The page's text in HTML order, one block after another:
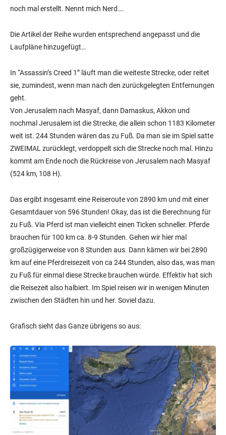
noch mal erstellt. Nennt mich Nerd….
Die Artikel der Reihe wurden entsprechend angepasst und die
Laufpläne hinzugefügt…
In “Assassin’s Creed 1” läuft man die weiteste Strecke, oder reitet
sie, zumindest, wenn man nach den zurückgelegten Entfernungen
geht.
Von Jerusalem nach Masyaf, dann Damaskus, Akkon und
nochmal Jerusalem ist die Strecke, die allein schon 1183 Kilometer
weit ist. 244 Stunden wären das zu Fuß. Da man sie im Spiel satte
ZWEIMAL zurücklegt, verdoppelt sich die Strecke noch mal. Hinzu
kommt am Ende noch die Rückreise von Jerusalem nach Masyaf
(524 km, 108 H).
Das ergibt insgesamt eine Reiseroute von 2890 km und mit einer
Gesamtdauer von 596 Stunden! Okay, das ist die Berechnung für
zu Fuß. Via Pferd ist man vielleicht einen Ticken schneller. Pferde
brauchen für 100 km ca. 8-9 Stunden. Gehen wir hier mal
großzügigerweise von 8 Stunden aus. Dann kämen wir bei 2890
km auf eine Pferdreisezeit von ca 244 Stunden, also das, was man
zu Fuß für einmal diese Strecke brauchen würde. Effektiv hat sich
die Reisezeit also halbiert. Im Spiel reisen wir in wenigen Minuten
zwischen den Städten hin und her. Soviel dazu.
Grafisch sieht das Ganze übrigens so aus: